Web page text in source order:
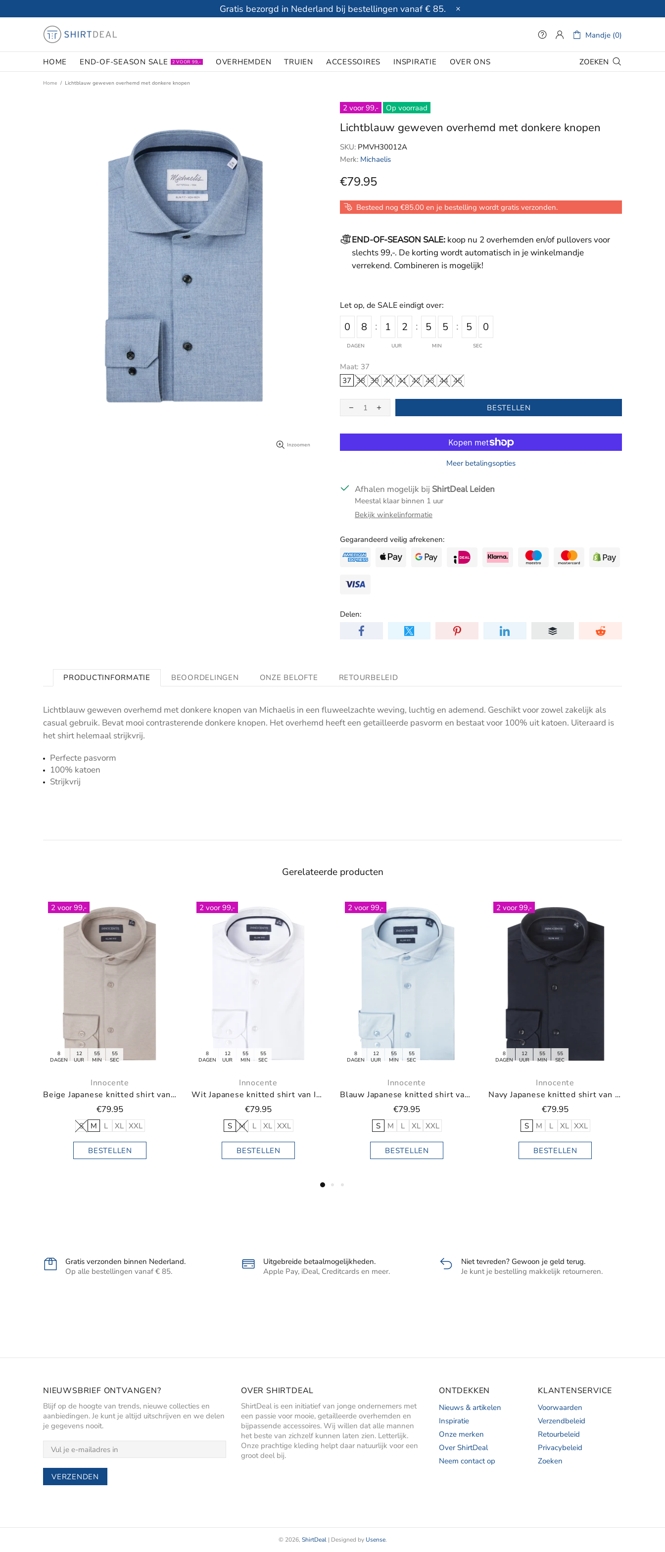
Gratis bezorgd in Nederland bij bestellingen vanaf € 85.
Mandje (0)
HOME END-OF-SEASON SALE 2 VOOR 99,- OVERHEMDEN TRUIEN ACCESSOIRES INSPIRATIE OVER ONS ZOEKEN
Home Lichtblauw geweven overhemd met donkere knopen
Inzoomen
2 voor 99,- Op voorraad
Lichtblauw geweven overhemd met donkere knopen
SKU: PMVH30012A
Merk: Michaelis
€79.95
Besteed nog €85.00 en je bestelling wordt gratis verzonden.
END-OF-SEASON SALE: koop nu 2 overhemden en/of pullovers voor
slechts 99,-. De korting wordt automatisch in je winkelmandje
verrekend. Combineren is mogelijk!
0 8
DAGEN
1 2
UUR
5 5
MIN
4 9
SEC
Let op, de SALE eindigt over:
Maat: 37
37 38 39 40 41 42 43 44 45
BESTELLEN
Meer betalingsopties
Afhalen mogelijk bij ShirtDeal Leiden
Meestal klaar binnen 1 uur
Bekijk winkelinformatie
Gegarandeerd veilig afrekenen:
Delen:
PRODUCTINFORMATIE BEOORDELINGEN ONZE BELOFTE RETOURBELEID
Lichtblauw geweven overhemd met donkere knopen van Michaelis in een fluweelzachte weving, luchtig en ademend. Geschikt voor zowel zakelijk als
casual gebruik. Bevat mooi contrasterende donkere knopen. Het overhemd heeft een getailleerde pasvorm en bestaat voor 100% uit katoen. Uiteraard is
het shirt helemaal strijkvrij.
Perfecte pasvorm
100% katoen
Strijkvrij
Gerelateerde producten
2 voor 99,-
8
DAGEN
12
UUR
55
MIN
55
SEC
Innocente
Off white pullover met V-neck
€79.95
S M L XL XXL
BESTELLEN
Gratis verzonden binnen Nederland.
Op alle bestellingen vanaf € 85.
Uitgebreide betaalmogelijkheden.
Apple Pay, iDeal, Creditcards en meer.
Niet tevreden? Gewoon je geld terug.
Je kunt je bestelling makkelijk retourneren.
NIEUWSBRIEF ONTVANGEN?
Blijf op de hoogte van trends, nieuwe collecties en
aanbiedingen. Je kunt je altijd uitschrijven en we delen
je gegevens nooit.
OVER SHIRTDEAL
ShirtDeal is een initiatief van jonge ondernemers met
een passie voor mooie, getailleerde overhemden en
bijpassende accessoires. Wij willen dat alle mannen
het beste van zichzelf kunnen laten zien. Letterlijk.
Onze prachtige kleding helpt daar natuurlijk voor een
groot deel bij.
ONTDEKKEN
Nieuws & artikelen
Inspiratie
Onze merken
Over ShirtDeal
Neem contact op
KLANTENSERVICE
Voorwaarden
Verzendbeleid
Retourbeleid
Privacybeleid
Zoeken
© 2026, ShirtDeal| Designed by Usense.